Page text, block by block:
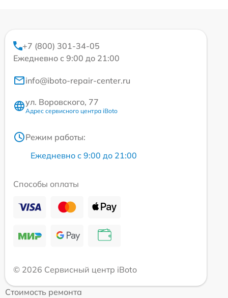
+7 (800) 301-34-05
Ежедневно с 9:00 до 21:00
info@iboto-repair-center.ru
ул. Воровского, 77
Адрес сервисного центра iBoto
Режим работы:
Ежедневно с 9:00 до 21:00
Способы оплаты
© 2026 Сервисный центр iBoto
Стоимость ремонта